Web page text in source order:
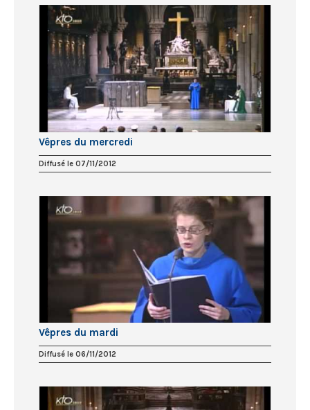
Vêpres du mercredi
Diffusé le 07/11/2012
Vêpres du mardi
Diffusé le 06/11/2012